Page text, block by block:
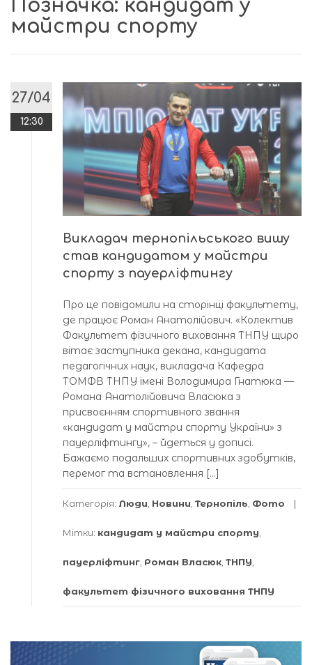
Позначка: кандидат у
майстри спорту
27/04
12:30
Викладач тернопільського вишу
став кандидатом у майстри
спорту з пауерліфтингу
Про це повідомили на сторінці факультету,
де працює Роман Анатолійович. «Колектив
Факультет фізичного виховання ТНПУ щиро
вітає заступника декана, кандидата
педагогічних наук, викладача Кафедра
ТОМФВ ТНПУ імені Володимира Гнатюка —
Романа Анатолійовича Власюка з
присвоєнням спортивного звання
«кандидат у майстри спорту України» з
пауерліфтингу», – йдеться у дописі.
Бажаємо подальших спортивних здобутків,
перемог та встановлення […]
Категорія: Люди Новини Тернопіль Фото
Мітки: кандидат у майстри спорту
пауерліфтинг Роман Власюк ТНПУ
факультет фізичного виховання ТНПУ